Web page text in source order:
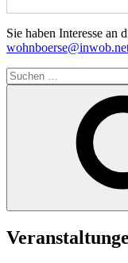
Sie haben Interesse an
Suche
nach: